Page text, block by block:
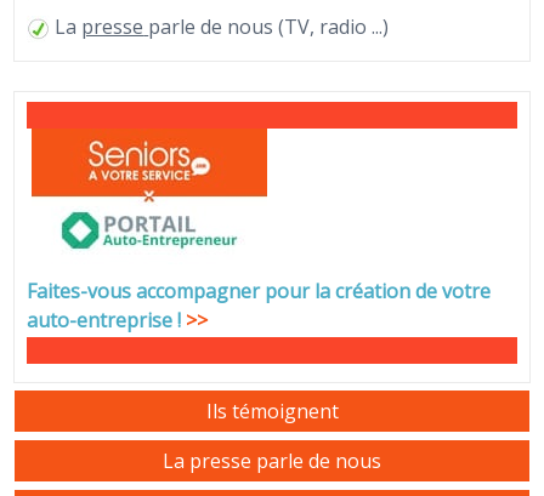
La presse parle de nous (TV, radio ...)
Faites-vous accompagner pour la création de votre
auto-entreprise! >>
Ils témoignent
La presse parle de nous